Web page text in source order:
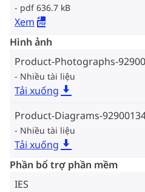
pdf 636.7 kB
Xem
Hình ảnh
Product-Photographs-
Nhiều tài liệu
Tải xuống
Product-Diagrams-
Nhiều tài liệu
Tải xuống
Phần bổ trợ phần mềm
IES